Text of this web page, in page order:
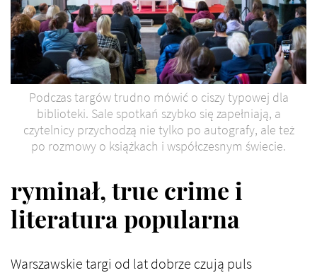
Podczas targów trudno mówić o ciszy typowej dla
biblioteki. Sale spotkań szybko się zapełniają, a
czytelnicy przychodzą nie tylko po autografy, ale też
po rozmowy o książkach i współczesnym świecie.
ryminał, true crime i
literatura popularna
Warszawskie targi od lat dobrze czują puls